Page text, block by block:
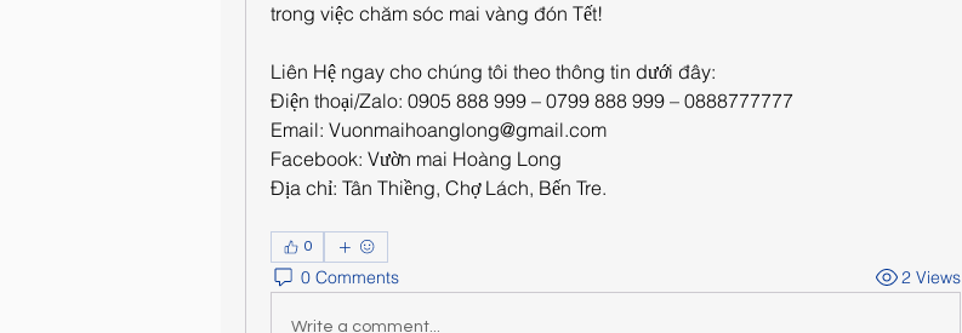
trong việc chăm sóc mai vàng đón Tết!
Liên Hệ ngay cho chúng tôi theo thông tin dưới đây:
Điện thoại/Zalo: 0905 888 999 – 0799 888 999 – 0888777777
Email: Vuonmaihoanglong@gmail.com
Facebook: Vườn mai Hoàng Long
Địa chỉ: Tân Thiềng, Chợ Lách, Bến Tre.
0
0 Comments 2 Views
Write a comment...